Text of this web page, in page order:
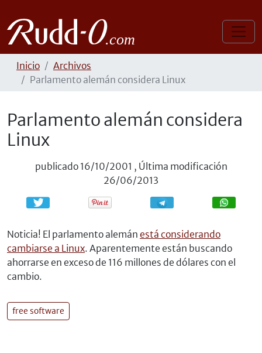
Inicio
Archivos
Parlamento alemán considera Linux
Parlamento alemán considera
Linux
publicado 16/10/2001 , Última modificación
26/06/2013
Compartir Compartir
Noticia! El parlamento alemán está considerando
cambiarse a Linux. Aparentemente están buscando
ahorrarse en exceso de 116 millones de dólares con el
cambio.
free software